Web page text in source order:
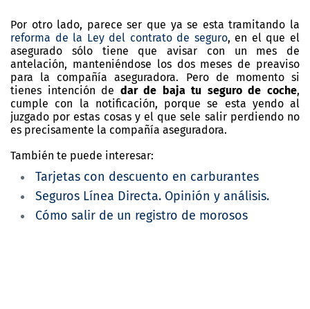
Por otro lado, parece ser que ya se esta tramitando la
reforma de la Ley del contrato de seguro, en el que el
asegurado sólo tiene que avisar con un mes de
antelación, manteniéndose los dos meses de preaviso
para la compañía aseguradora. Pero de momento si
tienes intención de dar de baja tu seguro de coche,
cumple con la notificación, porque se esta yendo al
juzgado por estas cosas y el que sele salir perdiendo no
es precisamente la compañía aseguradora.
También te puede interesar:
Tarjetas con descuento en carburantes
Seguros Línea Directa. Opinión y análisis.
Cómo salir de un registro de morosos